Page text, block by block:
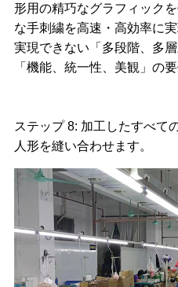
形用の精巧なグラフィック
な手刺繍を高速・高効率に
実現できない「多段階、多
「機能、統一性、美観」の
ステップ 8: 加工したすべて
人形を縫い合わせます。